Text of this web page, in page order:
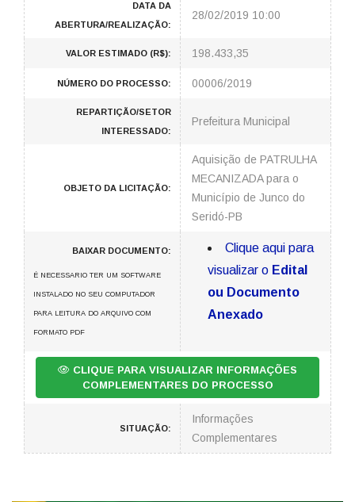
DATA DA
ABERTURA/REALIZAÇÃO:
28/02/2019 10:00
VALOR ESTIMADO (R$): 198.433,35
NÚMERO DO PROCESSO: 00006/2019
REPARTIÇÃO/SETOR
INTERESSADO:
Prefeitura Municipal
OBJETO DA LICITAÇÃO:
Aquisição de PATRULHA
MECANIZADA para o
Município de Junco do
Seridó-PB
BAIXAR DOCUMENTO:
É NECESSARIO TER UM SOFTWARE
INSTALADO NO SEU COMPUTADOR
PARA LEITURA DO ARQUIVO COM
FORMATO PDF
Clique aqui para
visualizar o Edital
ou Documento
Anexado
CLIQUE PARA VISUALIZAR INFORMAÇÕES
COMPLEMENTARES DO PROCESSO
SITUAÇÃO:
Informações
Complementares